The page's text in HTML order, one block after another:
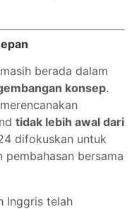
berada dalam
konsep.
tidak lebih awal dari
difokuskan untuk
bersama
Inggris telah